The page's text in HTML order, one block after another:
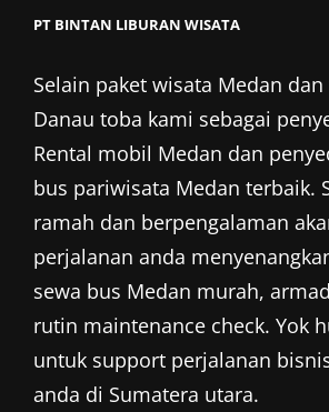
PT BINTAN LIBURAN WISATA
Selain paket wisata Medan dan
Danau toba kami sebagai
Rental mobil Medan dan
bus pariwisata Medan terbaik.
ramah dan berpengalaman
perjalanan anda
sewa bus Medan murah,
rutin maintenance check. Yok
untuk support perjalanan
anda di Sumatera utara.